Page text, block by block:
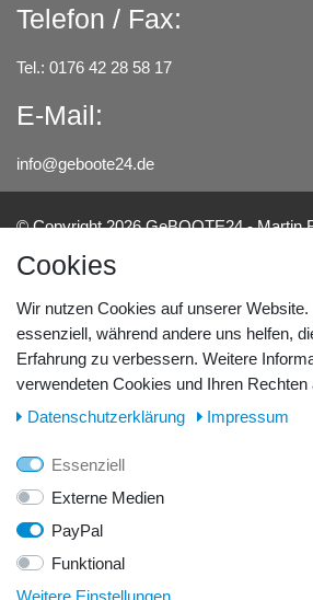
Telefon / Fax:
Tel.: 0176 42 28 58 17
E-Mail:
info@geboote24.de
© Copyright 2026 GeBOOTE24 - Martin
GbR. Alle Rechte vorbehalten.
Cookies
Wir nutzen Cookies auf unserer
essenziell, während andere uns helfen,
Erfahrung zu verbessern. Weitere
verwendeten Cookies und Ihren
Daten­schutz­erklärung
Impressum
Essenziell
Externe Medien
PayPal
Funktional
Weitere Einstellungen